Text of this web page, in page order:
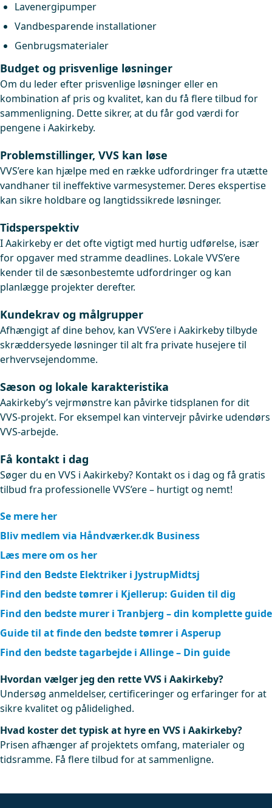
Lavenergipumper
Vandbesparende installationer
Genbrugsmaterialer
Budget og prisvenlige løsninger
Om du leder efter prisvenlige løsninger eller en
kombination af pris og kvalitet, kan du få flere tilbud for
sammenligning. Dette sikrer, at du får god værdi for
pengene i Aakirkeby.
Problemstillinger, VVS kan løse
VVS’ere kan hjælpe med en række udfordringer fra utætte
vandhaner til ineffektive varmesystemer. Deres ekspertise
kan sikre holdbare og langtidssikrede løsninger.
Tidsperspektiv
I Aakirkeby er det ofte vigtigt med hurtig udførelse, især
for opgaver med stramme deadlines. Lokale VVS’ere
kender til de sæsonbestemte udfordringer og kan
planlægge projekter derefter.
Kundekrav og målgrupper
Afhængigt af dine behov, kan VVS’ere i Aakirkeby tilbyde
skræddersyede løsninger til alt fra private husejere til
erhvervsejendomme.
Sæson og lokale karakteristika
Aakirkeby’s vejrmønstre kan påvirke tidsplanen for dit
VVS-projekt. For eksempel kan vintervejr påvirke udendørs
VVS-arbejde.
Få kontakt i dag
Søger du en VVS i Aakirkeby? Kontakt os i dag og få gratis
tilbud fra professionelle VVS’ere – hurtigt og nemt!
Se mere her
Bliv medlem via Håndværker.dk Business
Læs mere om os her
Find den Bedste Elektriker i JystrupMidtsj
Find den bedste tømrer i Kjellerup: Guiden til dig
Find den bedste murer i Tranbjerg – din komplette guide
Guide til at finde den bedste tømrer i Asperup
Find den bedste tagarbejde i Allinge – Din guide
Hvordan vælger jeg den rette VVS i Aakirkeby?
Undersøg anmeldelser, certificeringer og erfaringer for at
sikre kvalitet og pålidelighed.
Hvad koster det typisk at hyre en VVS i Aakirkeby?
Prisen afhænger af projektets omfang, materialer og
tidsramme. Få flere tilbud for at sammenligne.